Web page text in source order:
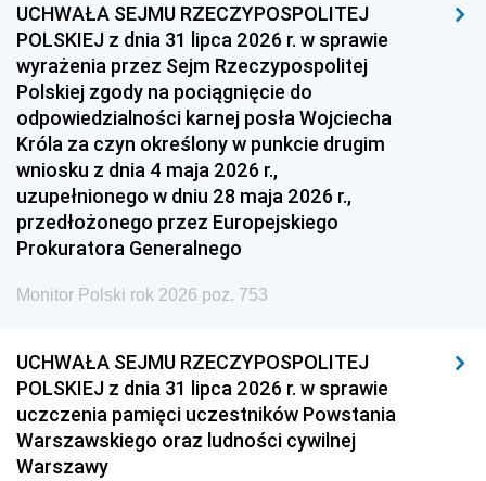
1954 1953 1952
1951 1950 1949
1948 1947
1939 1938 1937
1936 1930
UCHWAŁA SEJMU RZECZYPOSPOLITEJ
POLSKIEJ z dnia 31 lipca 2026 r. w sprawie
wyrażenia przez Sejm Rzeczypospolitej
Polskiej zgody na pociągnięcie do
odpowiedzialności karnej posła Wojciecha
Króla za czyn określony w punkcie drugim
wniosku z dnia 4 maja 2026 r.,
uzupełnionego w dniu 28 maja 2026 r.,
przedłożonego przez Europejskiego
Prokuratora Generalnego
Monitor Polski rok 2026 poz. 753
UCHWAŁA SEJMU RZECZYPOSPOLITEJ
POLSKIEJ z dnia 31 lipca 2026 r. w sprawie
uczczenia pamięci uczestników Powstania
Warszawskiego oraz ludności cywilnej
Warszawy